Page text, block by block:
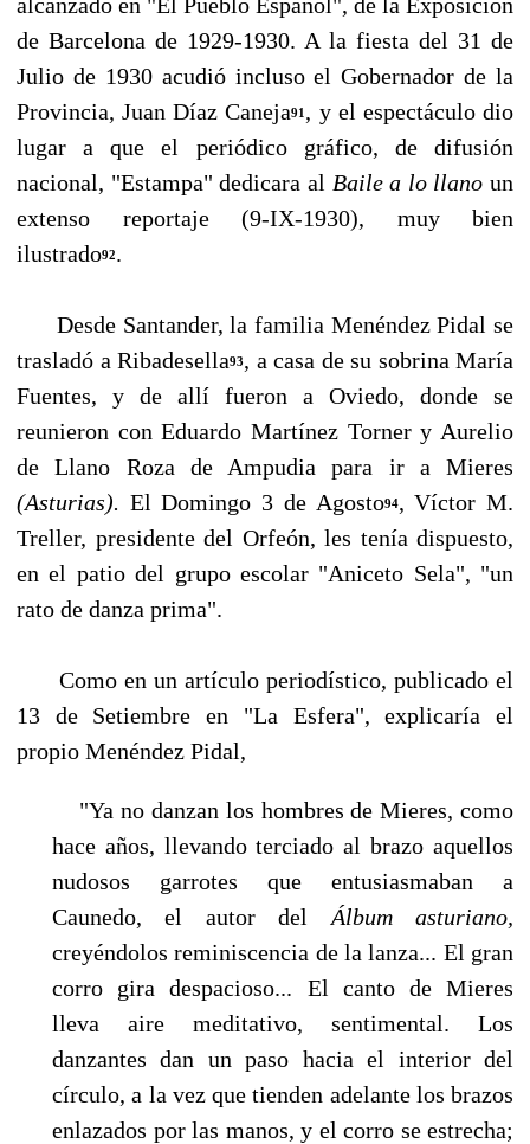
de Barcelona de 1929-1930. A la fies­ta del 31 de
Julio de 1930 acudió incluso el Gobernador de la
Provincia, Juan Díaz Caneja91 , y el espectáculo dio
lugar a que el periódico gráfico, de difusión
nacional, "Estampa" dedicara al Baile a lo llano un
extenso reportaje (9-IX-1930), muy bien
ilustrado92.
Desde Santander, la familia Menéndez Pidal se
trasladó a Ribadesella93, a casa de su sobrina María
Fuentes, y de allí fueron a Oviedo, donde se
reunieron con Eduardo Martínez Torner y Aurelio
de Llano Roza de Ampudia para ir a Mieres
(Asturias). El Domingo 3 de Agosto94, Víc­tor M.
Treller, presidente del Orfeón, les tenía dispuesto,
en el patio del grupo escolar "Aniceto Sela", "un
rato de danza prima".
Como en un artículo periodístico, publicado el
13 de Setiembre en "La Esfera", explicaría el
propio Menéndez Pidal,
"Ya no danzan los hombres de Mieres, como
hace años, llevando terciado al brazo aque­llos
nudosos garrotes que entusiasmaban a
Caunedo, el autor del Álbum asturiano,
creyéndo­los reminiscencia de la lanza... El gran
corro gira despacioso... El canto de Mieres
lleva aire meditativo, sentimental. Los
danzantes dan un paso hacia el interior del
círculo, a la vez que tienden adelante los brazos
enlazados por las manos, y el corro se estrecha;